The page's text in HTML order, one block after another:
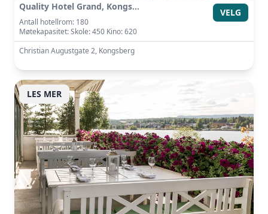
Quality Hotel Grand, Kongsberg
Antall hotellrom: 180
Møtekapasitet: Skole: 450 Kino: 620
Christian Augustgate 2, Kongsberg
VELG
LES MER